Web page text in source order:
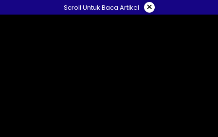
ke
Scroll Untuk Baca Artikel ×